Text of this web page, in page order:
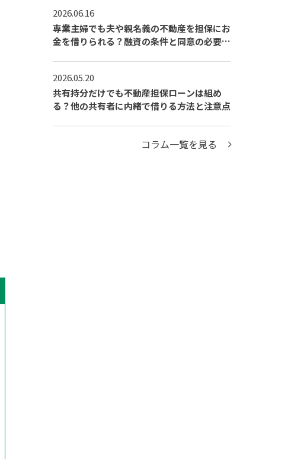
2026.06.16
専業主婦でも夫や親名義の不動産を担保にお
金を借りられる？融資の条件と同意の必要性
2026.05.20
共有持分だけでも不動産担保ローンは組め
る？他の共有者に内緒で借りる方法と注意点
コラム一覧を見る